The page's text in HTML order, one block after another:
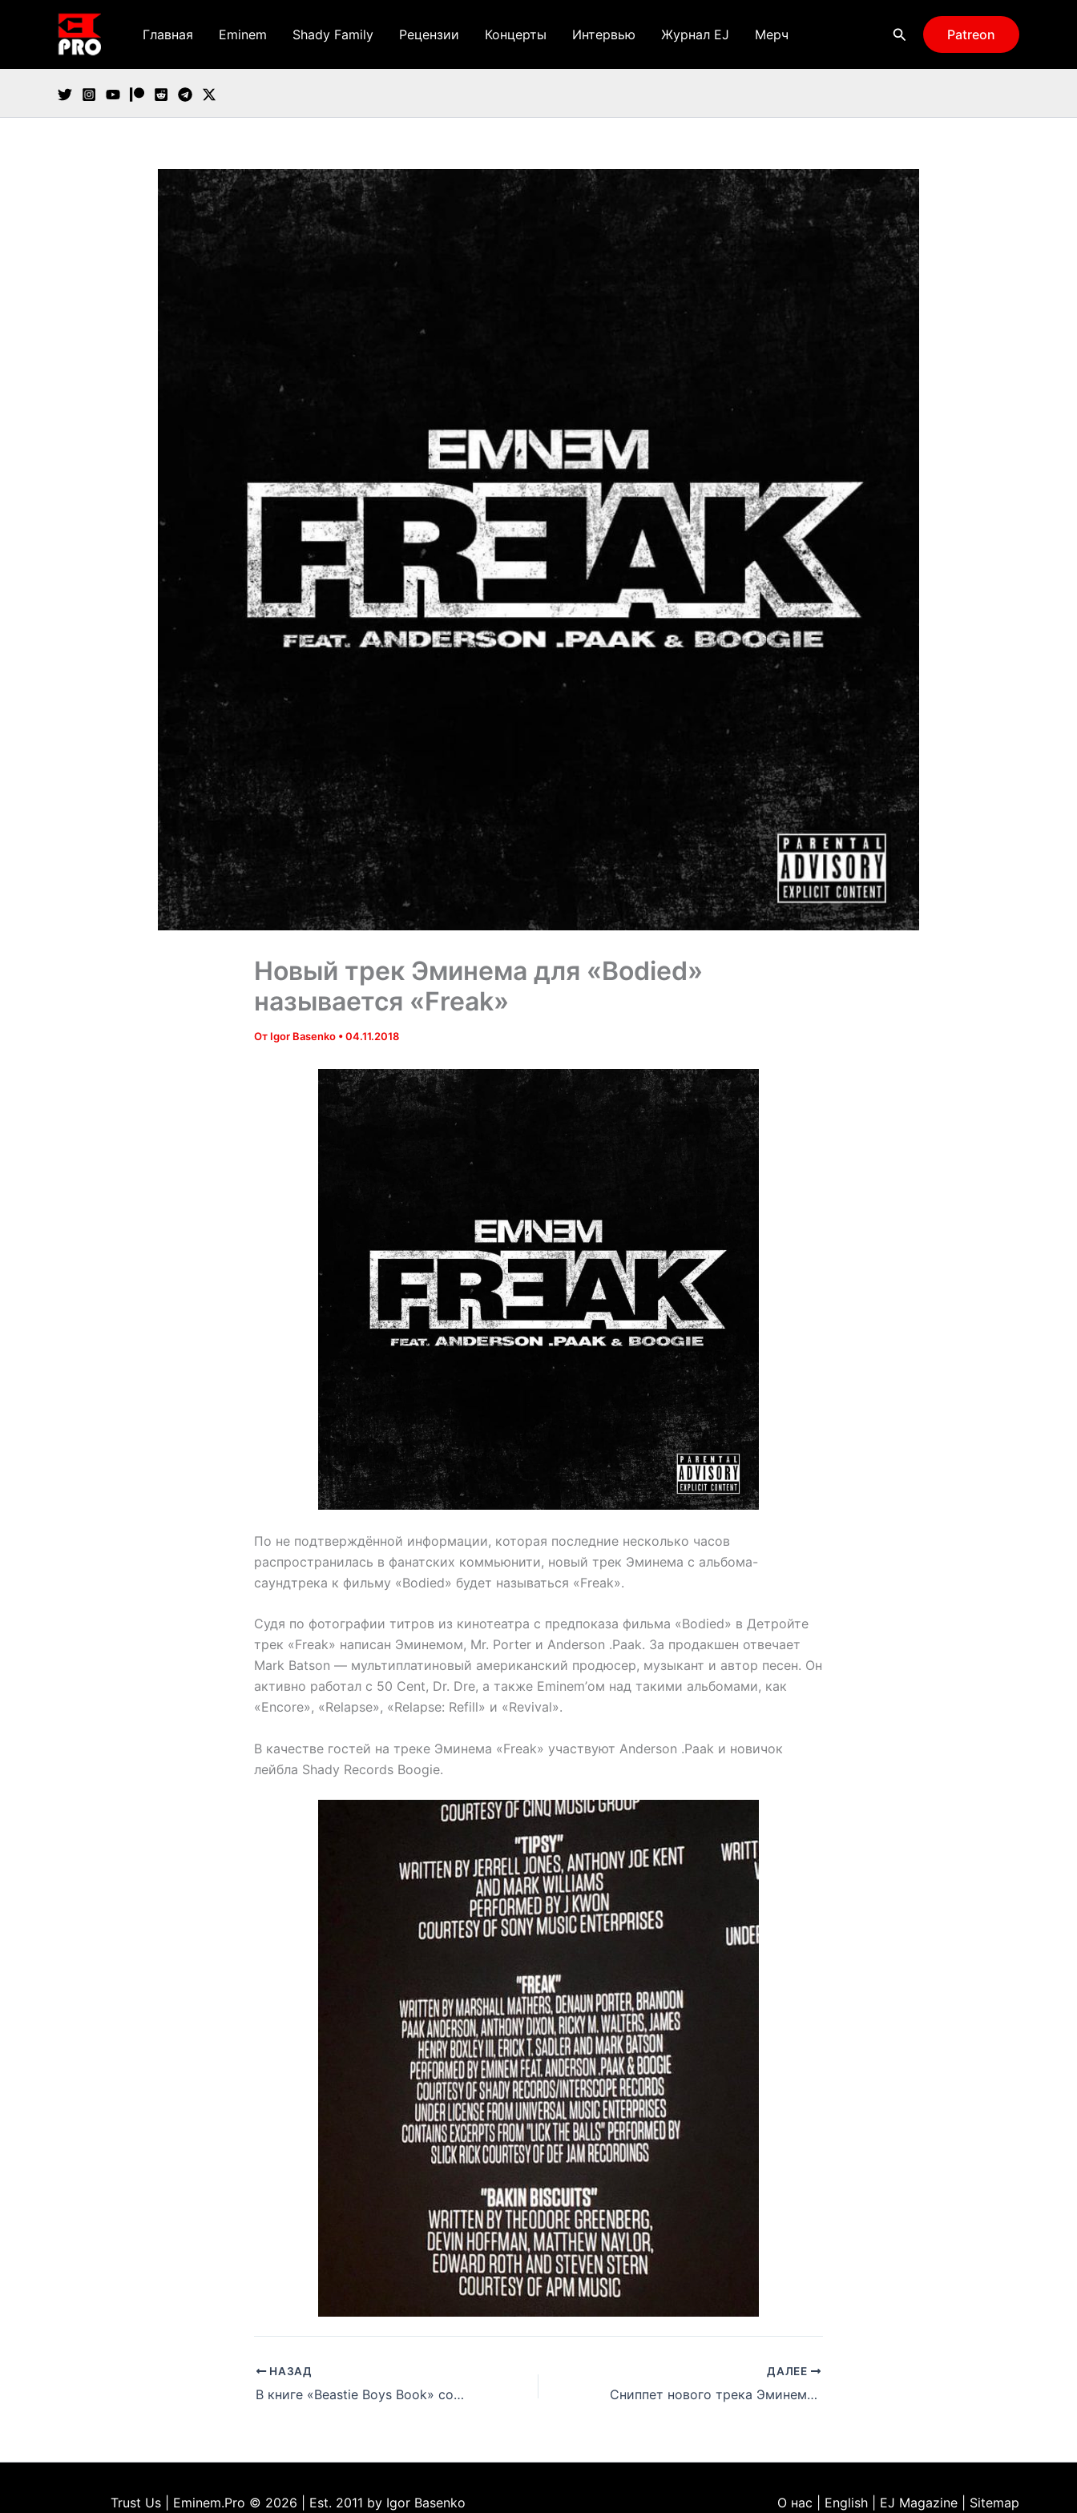
содержимому
Главная Eminem Shady Family Рецензии Концерты Интервью Журнал EJ Мерч Поиск Patreon
Новый трек Эминема для «Bodied»
называется «Freak»
От Igor Basenko •04.11.2018
По не подтверждённой информации, которая последние несколько часов
распространилась в фанатских коммьюнити, новый трек Эминема с альбома-
саундтрека к фильму «Bodied» будет называться «Freak».
Судя по фотографии титров из кинотеатра с предпоказа фильма «Bodied» в Детройте
трек «Freak» написан Эминемом, Mr. Porter и Anderson .Paak. За продакшен отвечает
Mark Batson — мультиплатиновый американский продюсер, музыкант и автор песен. Он
активно работал с 50 Cent, Dr. Dre, а также Eminem’ом над такими альбомами, как
«Encore», «Relapse», «Relapse: Refill» и «Revival».
В качестве гостей на треке Эминема «Freak» участвуют Anderson .Paak и новичок
лейбла Shady Records Boogie.
НАЗАД
В книге «Beastie Boys Book» собраны самые интересные истории из жизни группы Beastie Boys
ДАЛЕЕ
Сниппет нового трека Эминема из саундтрека к фильму «Bodied»
Trust Us | Eminem.Pro © 2026 | Est. 2011 by Igor Basenko О нас | English | EJ Magazine | Sitemap